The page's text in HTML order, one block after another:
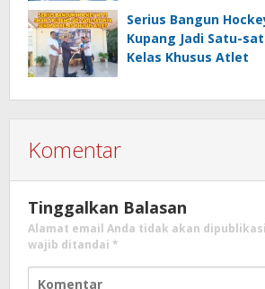
Serius Bangun
Kupang Jadi Satu-
Kelas Khusus Atlet
Komentar
Tinggalkan Balasan
Alamat email Anda tidak akan
wajib ditandai *